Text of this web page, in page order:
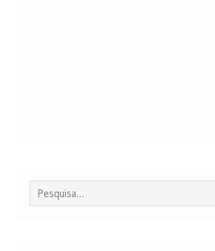
Procurar
por: